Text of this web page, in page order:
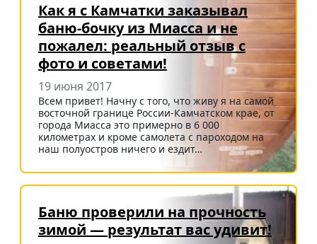
Как я с Камчатки заказывал
баню-бочку из Миасса и не
пожалел: реальный отзыв с
фото и советами!
19 июня 2017
Всем привет! Начну с того, что живу я на самой
восточной границе России-Камчатском крае, от
города Миасса это примерно в 6 000
километрах и кроме самолета с пароходом на
наш полуостров ничего и ездит…
Баню проверили на прочность
зимой — результат вас удивит!